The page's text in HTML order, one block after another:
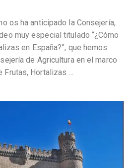
os ha anticipado la Consejería,
muy especial titulado “¿Cómo
en España?”, que hemos
de Agricultura en el marco
Frutas, Hortalizas…